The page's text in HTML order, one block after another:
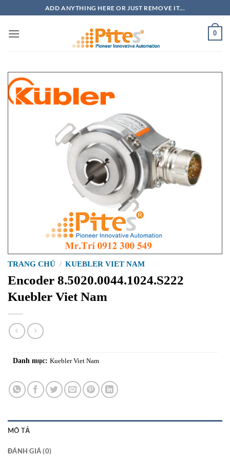
qua
nội
ADD ANYTHING HERE OR JUST REMOVE IT...
0
TRANG CHỦ / KUEBLER VIET NAM
Encoder 8.5020.0044.1024.S222
Kuebler Viet Nam
Danh mục: Kuebler Viet Nam
MÔ TẢ
ĐÁNH GIÁ (0)